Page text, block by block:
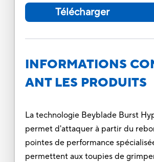
Télécharger
INFORMATIONS
ANT LES PRODUITS
La technologie Beyblade Burst
permet d'attaquer à partir du
pointes de performance
permettent aux toupies de